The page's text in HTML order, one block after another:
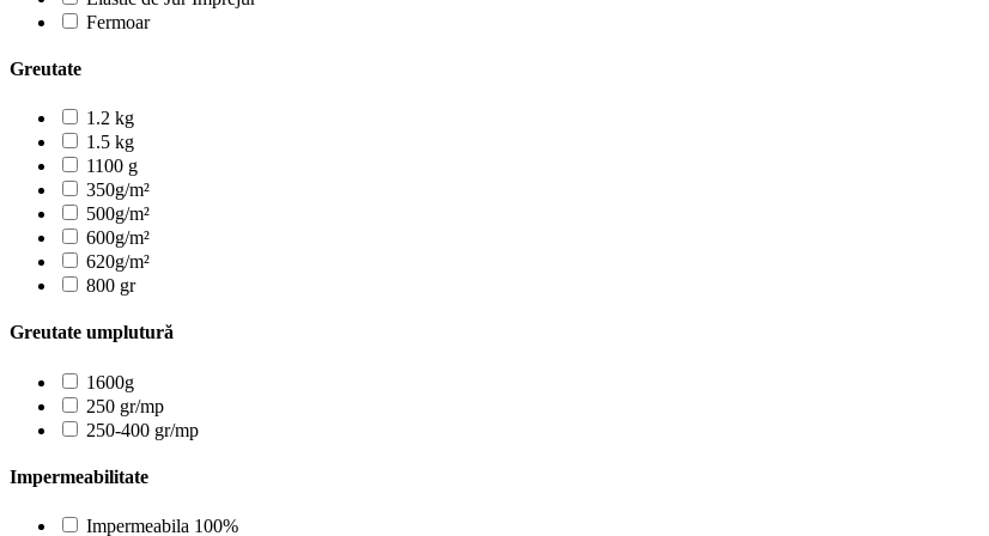
Fermoar
Greutate
1.2 kg
1.5 kg
1100 g
350g/m²
500g/m²
600g/m²
620g/m²
800 gr
Greutate umplutură
1600g
250 gr/mp
250-400 gr/mp
Impermeabilitate
Impermeabila 100%